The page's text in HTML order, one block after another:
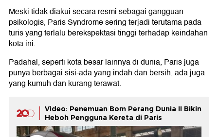
Meski tidak diakui secara resmi sebagai gangguan
psikologis, Paris Syndrome sering terjadi terutama pada
turis yang terlalu berekspektasi tinggi terhadap keindahan
kota ini.
Padahal, seperti kota besar lainnya di dunia, Paris juga
punya berbagai sisi-ada yang indah dan bersih, ada juga
yang kumuh dan kurang terawat.
Video: Penemuan Bom Perang Dunia II Bikin
Heboh Pengguna Kereta di Paris